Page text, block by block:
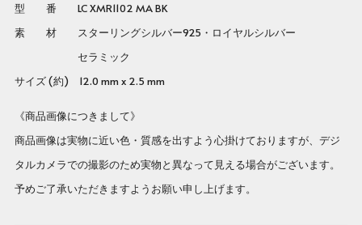
型 番 LC XMR1102 MA BK
素 材 スターリングシルバー925・ロイヤルシルバー
セラミック
サイズ (約) 12.0 mm x 2.5 mm
《商品画像につきまして》
商品画像は実物に近い色・質感を出すよう心掛けておりますが、デジ
タルカメラでの撮影のため実物と異なって見える場合がございます。
予めご了承いただきますようお願い申し上げます。